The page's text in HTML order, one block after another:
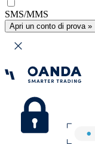
SMS/MMS
Apri un conto di prova »